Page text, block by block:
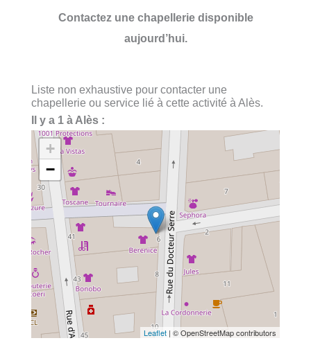
Contactez une chapellerie disponible
aujourd’hui.
Liste non exhaustive pour contacter une
chapellerie ou service lié à cette activité à Alès.
Il y a 1 à Alès :
+
−
Leaflet | © OpenStreetMap contributors